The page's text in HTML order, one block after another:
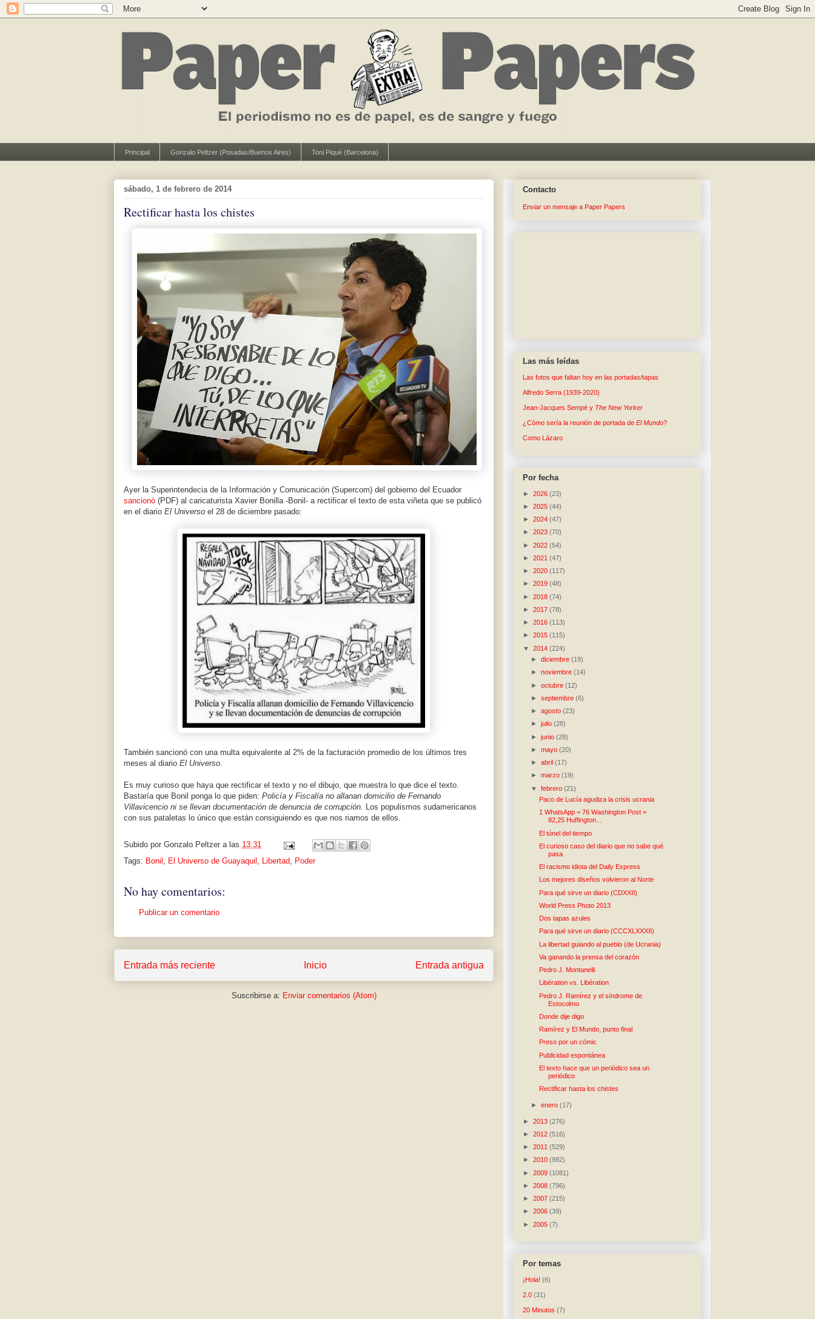
Principal Gonzalo Peltzer (Posadas/Buenos Aires) Toni Piqué (Barcelona)
sábado, 1 de febrero de 2014
Rectificar hasta los chistes
Ayer la Superintendecia de la Información y Comunicación (Supercom) del gobierno del Ecuador
sancionó (PDF) al caricaturista Xavier Bonilla -Bonil- a rectificar el texto de esta viñeta que se publicó
en el diario El Universo el 28 de diciembre pasado:
También sancionó con una multa equivalente al 2% de la facturación promedio de los últimos tres
meses al diario El Universo.
Es muy curioso que haya que rectificar el texto y no el dibujo, que muestra lo que dice el texto.
Bastaría que Bonil ponga lo que piden: Policía y Fiscalía no allanan domicilio de Fernando
Villavicencio ni se llevan documentación de denuncia de corrupción. Los populismos sudamericanos
con sus pataletas lo único que están consiguiendo es que nos riamos de ellos.
Subido por Gonzalo Peltzer a las 13:31
Tags: Bonil , El Universo de Guayaquil , Libertad, Poder
No hay comentarios:
Publicar un comentario
Entrada más reciente Entrada antigua
Inicio
Suscribirse a: Enviar comentarios (Atom)
Contacto
Enviar un mensaje a Paper Papers
Las más leídas
Las fotos que faltan hoy en las portadas/tapas
Alfredo Serra (1939-2020)
Jean-Jacques Sempé y The New Yorker
¿Cómo sería la reunión de portada de El Mundo?
Como Lázaro
Por fecha
► 2026 (23)
► 2025 (44)
► 2024 (47)
► 2023 (70)
► 2022 (54)
► 2021 (47)
► 2020 (117)
► 2019 (48)
► 2018 (74)
► 2017 (78)
► 2016 (113)
► 2015 (115)
▼ 2014 (224)
►diciembre(19)
►noviembre(14)
►octubre(12)
►septiembre(6)
►agosto(23)
►julio(28)
►junio(28)
►mayo(20)
►abril(17)
►marzo(19)
▼febrero(21)
Paco de Lucía agudiza la crisis ucrania
1 WhatsApp = 76 Washington Post =
82,25 Huffington...
El túnel del tiempo
El curioso caso del diario que no sabe qué
pasa
El racismo idiota del Daily Express
Los mejores diseños volvieron al Norte
Para qué sirve un diario (CDXXII)
World Press Photo 2013
Dos tapas azules
Para qué sirve un diario (CCCXLXXXII)
La libertad guiando al pueblo (de Ucrania)
Va ganando la prensa del corazón
Pedro J. Montanelli
Libération vs. Libération
Pedro J. Ramírez y el síndrome de
Estocolmo
Donde dije digo
Ramírez y El Mundo, punto final
Preso por un cómic
Publicidad espontánea
El texto hace que un periódico sea un
periódico
Rectificar hasta los chistes
►enero(17)
► 2013 (276)
► 2012 (516)
► 2011 (529)
► 2010 (982)
► 2009 (1081)
► 2008 (796)
► 2007 (215)
► 2006 (39)
► 2005 (7)
Por temas
¡Hola! (6)
2.0 (31)
20 Minutos (7)